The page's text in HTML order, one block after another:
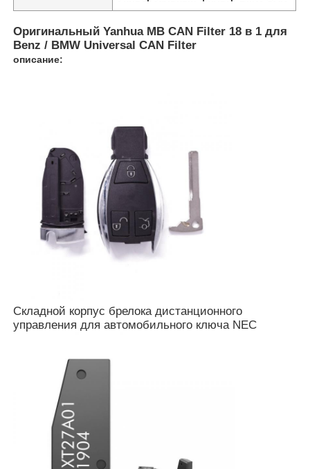
Оригинальный Yanhua MB CAN Filter 18 в 1 для
Benz / BMW Universal CAN Filter
описание:
Складной корпус брелока дистанционного
управления для автомобильного ключа NEC